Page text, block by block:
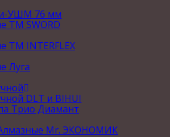
УШМ 76 мм
ТМ SWORD
ТМ INTERFLEX
Луга
DLT и BIHUI
Трио Диамант
Mr. ЭКОНОМИК